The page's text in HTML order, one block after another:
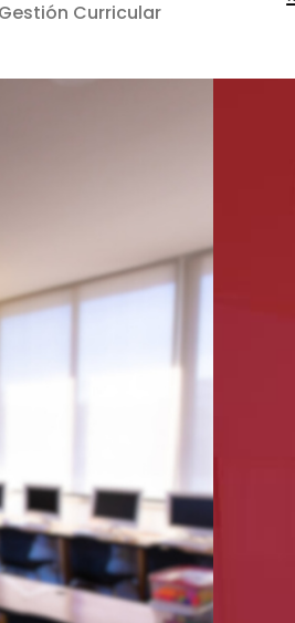
Gestión Curricular